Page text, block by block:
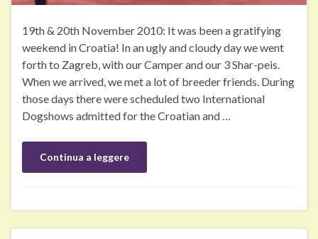
19th & 20th November 2010: It was been a gratifying
weekend in Croatia! In an ugly and cloudy day we went
forth to Zagreb, with our Camper and our 3 Shar-peis.
When we arrived, we met a lot of breeder friends. During
those days there were scheduled two International
Dogshows admitted for the Croatian and …
Continua a leggere